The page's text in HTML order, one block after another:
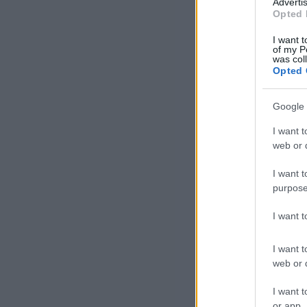
Opted
I want
of my
was
Opted
Google
I want
web or
I want
I want
I want
web or
I want
A